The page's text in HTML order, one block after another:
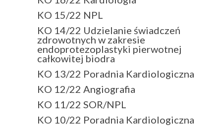
KO 15/22 NPL
KO 14/22 Udzielanie świadczeń
zdrowotnych w zakresie
endoprotezoplastyki pierwotnej
całkowitej biodra
KO 13/22 Poradnia Kardiologiczna
KO 12/22 Angiografia
KO 11/22 SOR/NPL
KO 10/22 Poradnia Kardiologiczna